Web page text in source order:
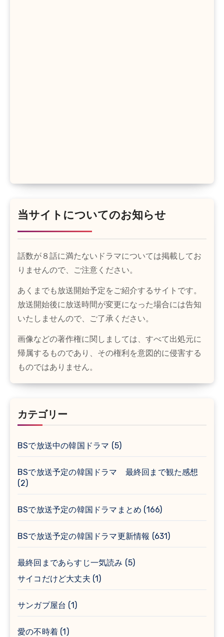
当サイトについてのお知らせ
話数が８話に満たないドラマについては掲載してお
りませんので、ご注意ください。
あくまでも放送開始予定をご紹介するサイトです。
放送開始後に放送時間が変更になった場合には告知
いたしませんので、ご了承ください。
画像などの著作権に関しましては、すべて出処元に
帰属するものであり、その権利を意図的に侵害する
ものではありません。
カテゴリー
BSで放送中の韓国ドラマ (5)
BSで放送予定の韓国ドラマ 最終回まで観た感想
(2)
BSで放送予定の韓国ドラマまとめ (166)
BSで放送予定の韓国ドラマ更新情報 (631)
最終回まであらすじ一気読み (5)
サイコだけど大丈夫 (1)
サンガプ屋台 (1)
愛の不時着 (1)